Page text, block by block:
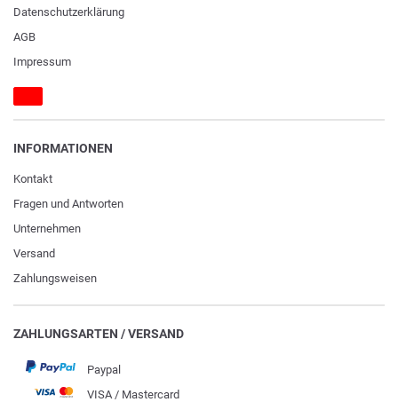
Daten­schutz­erklärung
AGB
Impressum
INFORMATIONEN
Kontakt
Fragen und Antworten
Unternehmen
Versand
Zahlungsweisen
ZAHLUNGSARTEN / VERSAND
Paypal
VISA / Mastercard